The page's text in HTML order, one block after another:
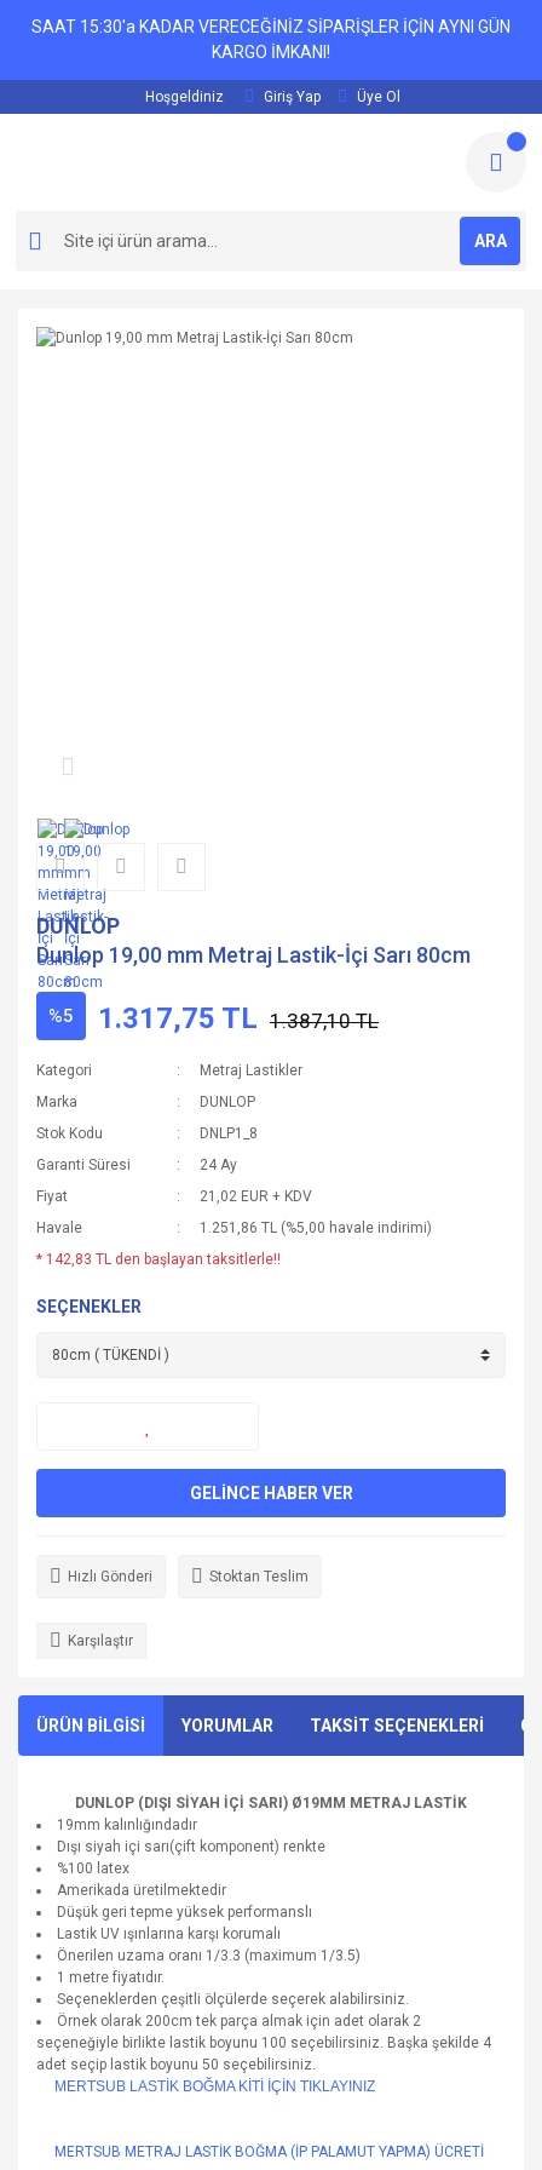
SAAT 15:30'a KADAR VERECEĞİNİZ SİPARİŞLER İÇİN AYNI GÜN
KARGO İMKANI!
Hoşgeldiniz Giriş Yap Üye Ol
ARA
DUNLOP
Dunlop 19,00 mm Metraj Lastik-İçi Sarı 80cm
%5 1.317,75 TL 1.387,10 TL
Kategori
Metraj Lastikler
Marka
DUNLOP
Stok Kodu
DNLP1_8
Garanti Süresi
24 Ay
Fiyat
21,02 EUR + KDV
Havale
1.251,86 TL (%5,00 havale indirimi)
* 142,83 TL den başlayan taksitlerle!!
SEÇENEKLER
GELİNCE HABER VER
Hızlı Gönderi Stoktan Teslim
Karşılaştır
ÜRÜN BİLGİSİ YORUMLAR TAKSİT SEÇENEKLERİ
DUNLOP (DIŞI SİYAH İÇİ SARI) Ø19MM METRAJ LASTİK
19mm kalınlığındadır
Dışı siyah içi sarı(çift komponent) renkte
%100 latex
Amerikada üretilmektedir
Düşük geri tepme yüksek performanslı
Lastik UV ışınlarına karşı korumalı
Önerilen uzama oranı 1/3.3 (maximum 1/3.5)
1 metre fiyatıdır.
Seçeneklerden çeşitli ölçülerde seçerek alabilirsiniz.
Örnek olarak 200cm tek parça almak için adet olarak 2
seçeneğiyle birlikte lastik boyunu 100 seçebilirsiniz. Başka şekilde 4
adet seçip lastik boyunu 50 seçebilirsiniz.
MERTSUB LASTİK BOĞMA KİTİ İÇİN TIKLAYINIZ
MERTSUB METRAJ LASTİK BOĞMA (İP PALAMUT YAPMA) ÜCRETİ